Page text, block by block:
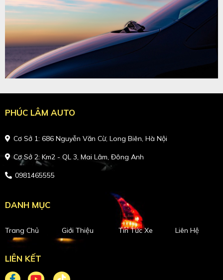
PHÚC LÂM AUTO
Cơ Sở 1: 686 Nguyễn Văn Cừ, Long Biên, Hà Nội
Cơ Sở 2: Km2 - QL 3, Mai Lâm, Đông Anh
0981465555
DANH MỤC
Trang Chủ Giới Thiệu Tin Tức Xe Liên Hệ
LIÊN KẾT